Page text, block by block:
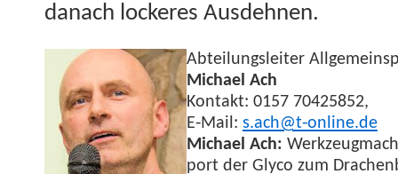
danach lock­eres Ausdehnen.
Abteilungsleit­er
Michael Ach
Kon­takt: 0157 70425852,
E‑Mail: s.ach@t‑online.de
Michael Ach:
port der Gly­co zum